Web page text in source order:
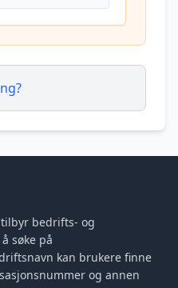
tilbyr bedrifts- og
søke på
kan brukere finne
og annen